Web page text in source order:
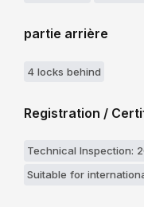
partie arrière
4 locks behind
Registration /
Technical Inspection:
Suitable for